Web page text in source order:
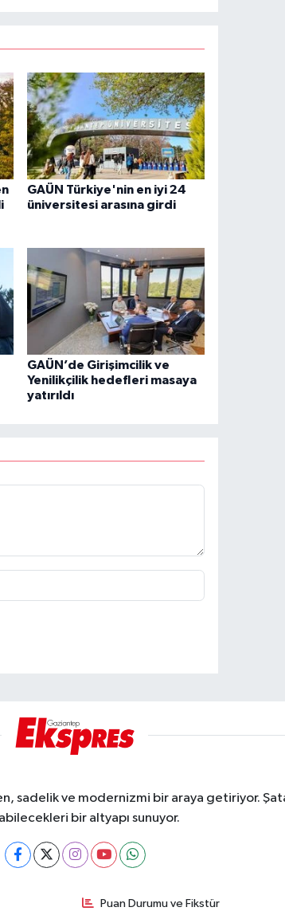
GAÜN Türkiye'nin en iyi 24
üniversitesi arasına girdi
GAÜN’de Girişimcilik ve
Yenilikçilik hedefleri masaya
yatırıldı
sadelik ve modernizmi bir araya getiriyor.
bir altyapı sunuyor.
Puan Durumu ve Fikstür